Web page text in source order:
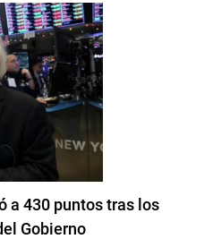
a 430 puntos tras los
Gobierno